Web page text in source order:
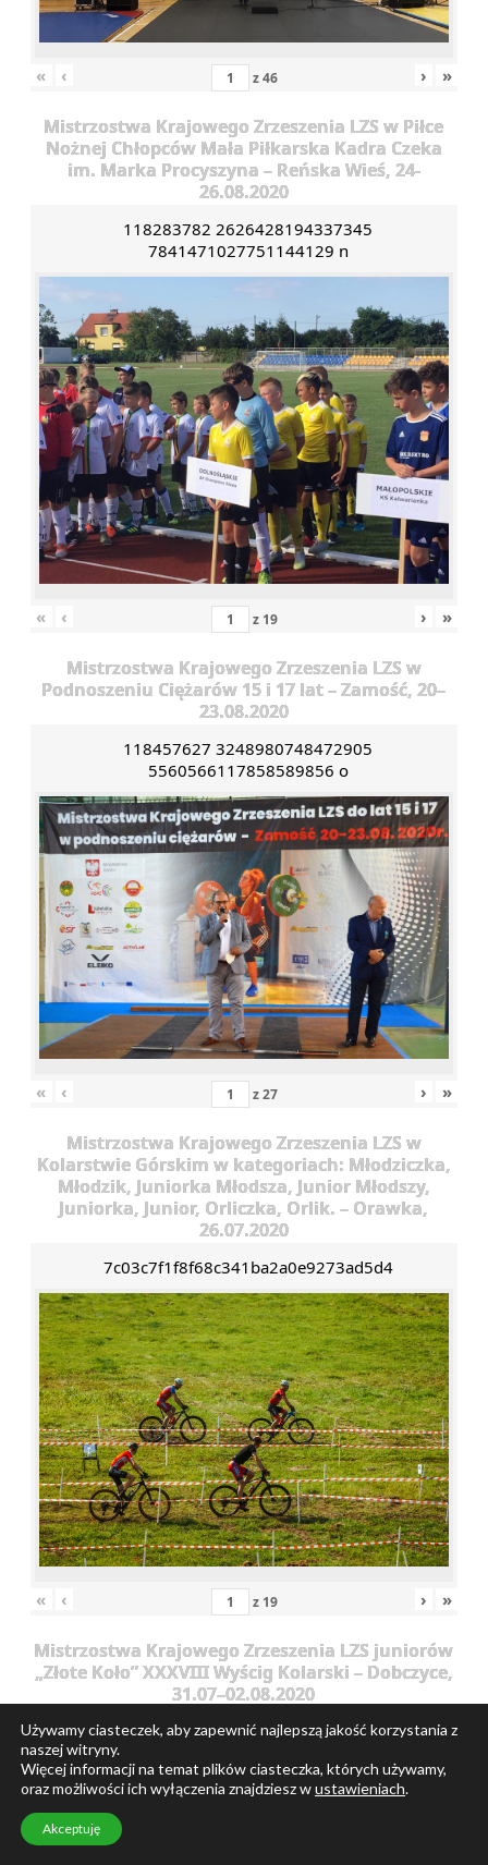
« ‹ z46 › »
Mistrzostwa Krajowego Zrzeszenia LZS w Piłce
Nożnej Chłopców Mała Piłkarska Kadra Czeka
im. Marka Procyszyna – Reńska Wieś, 24-
26.08.2020
118283782 2626428194337345
7841471027751144129 n
« ‹ z 19 › »
Mistrzostwa Krajowego Zrzeszenia LZS w
Podnoszeniu Ciężarów 15 i 17 lat – Zamość, 20–
23.08.2020
118457627 3248980748472905
5560566117858589856 o
« ‹ z27 › »
Mistrzostwa Krajowego Zrzeszenia LZS w
Kolarstwie Górskim w kategoriach: Młodziczka,
Młodzik, Juniorka Młodsza, Junior Młodszy,
Juniorka, Junior, Orliczka, Orlik. – Orawka,
26.07.2020
7c03c7f1f8f68c341ba2a0e9273ad5d4
« ‹ z 19 › »
Mistrzostwa Krajowego Zrzeszenia LZS juniorów
„Złote Koło” XXXVIII Wyścig Kolarski – Dobczyce,
31.07–02.08.2020
117181380 3115140591856000
Używamy ciasteczek, aby zapewnić najlepszą jakość korzystania z
naszej witryny.
Więcej informacji na temat plików ciasteczka, których używamy,
oraz możliwości ich wyłączenia znajdziesz wustawieniach.
Akceptuję